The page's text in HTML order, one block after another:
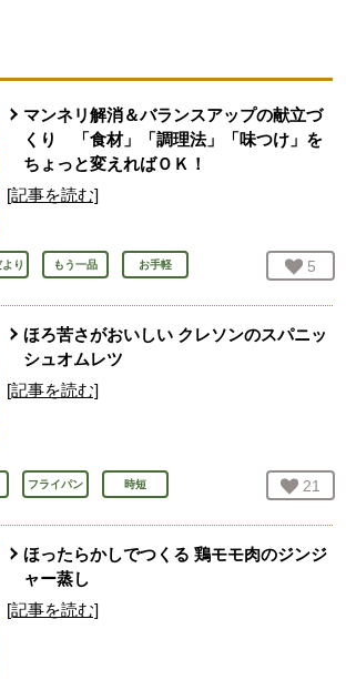
マンネリ解消＆バランスアップの献立づ
くり 「食材」「調理法」「味つけ」を
ちょっと変えればＯＫ！
[記事を読む]
り もう一品 お手軽 お気
5
ほろ苦さがおいしい クレソンのスパニッ
シュオムレツ
[記事を読む]
フライパン 時短 お気
21
ほったらかしでつくる 鶏モモ肉のジンジ
ャー蒸し
[記事を読む]